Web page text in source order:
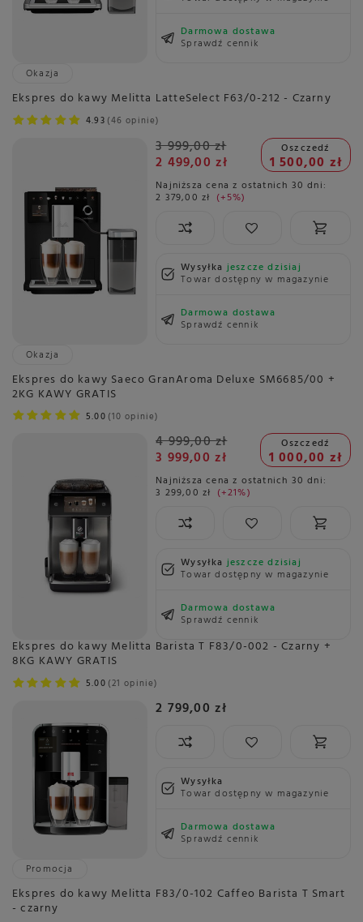
Darmowa dostawa
Sprawdź cennik
Okazja
Ekspres do kawy Melitta LatteSelect F63/0-212 - Czarny
4.93 46 opinie
3 999,00 zł
2 499,00 zł
Oszczedź
1 500,00 zł
Najniższa cena z ostatnich 30 dni:
2 379,00 zł +5%
Wysyłkajeszcze dzisiaj
Towar dostępny w magazynie
Darmowa dostawa
Sprawdź cennik
Okazja
Ekspres do kawy Saeco GranAroma Deluxe SM6685/00 +
2KG KAWY GRATIS
5.00 10 opinie
4 999,00 zł
3 999,00 zł
Oszczedź
1 000,00 zł
Najniższa cena z ostatnich 30 dni:
3 299,00 zł +21%
Wysyłkajeszcze dzisiaj
Towar dostępny w magazynie
Darmowa dostawa
Sprawdź cennik
Ekspres do kawy Melitta Barista T F83/0-002 - Czarny +
8KG KAWY GRATIS
5.00 21 opinie
2 799,00 zł
Wysyłka
Towar dostępny w magazynie
Darmowa dostawa
Sprawdź cennik
Promocja
Ekspres do kawy Melitta F83/0-102 Caffeo Barista T Smart
- czarny